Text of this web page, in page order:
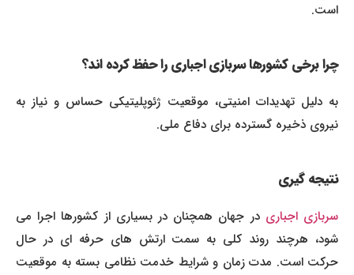
است.
چرا برخی کشورها سربازی اجباری را حفظ کرده اند؟
به دلیل تهدیدات امنیتی، موقعیت ژئوپلیتیکی حساس و نیاز به
نیروی ذخیره گسترده برای دفاع ملی.
نتیجه گیری
سربازی اجباریدر جهان همچنان در بسیاری از کشورها اجرا می
شود، هرچند روند کلی به سمت ارتش های حرفه ای در حال
حرکت است. مدت زمان و شرایط خدمت نظامی بسته به موقعیت